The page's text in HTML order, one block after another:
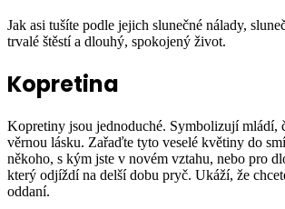
Jak asi tušíte podle jejich slunečné nálady,
trvalé štěstí a dlouhý, spokojený život.
Kopretina
Kopretiny jsou jednoduché. Symbolizují mládí,
věrnou lásku. Zařaďte tyto veselé květiny do
někoho, s kým jste v novém vztahu, nebo pro
který odjíždí na delší dobu pryč. Ukáží, že
oddaní.